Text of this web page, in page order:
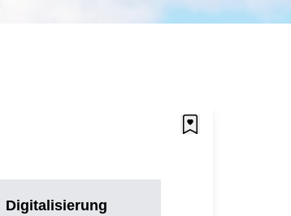
Digitalisierung